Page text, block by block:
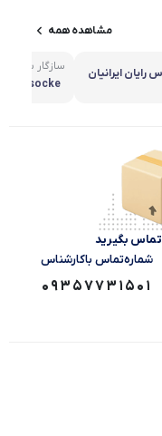
مشاهده همه
رایان ایرانیان
سازگار با
AM4 socke
بگیرید
شماره‌تماس‌ با‌کارشناس
09357731501